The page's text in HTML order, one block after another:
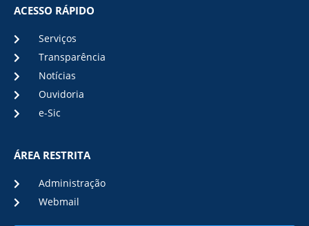
ACESSO RÁPIDO
Serviços
Transparência
Notícias
Ouvidoria
e-Sic
ÁREA RESTRITA
Administração
Webmail